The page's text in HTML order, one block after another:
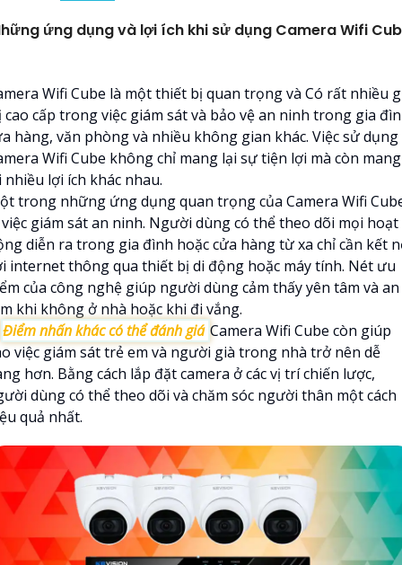
ứng dụng và lợi ích khi sử dụng Camera Wifi
Wifi Cube là một thiết bị quan trọng và Có rất nhiều
cấp trong việc giám sát và bảo vệ an ninh trong gia
hàng, văn phòng và nhiều không gian khác. Việc sử dụng
Wifi Cube không chỉ mang lại sự tiện lợi mà còn mang
nhiều lợi ích khác nhau.
trong những ứng dụng quan trọng của Camera Wifi
giám sát an ninh. Người dùng có thể theo dõi mọi hoạt
diễn ra trong gia đình hoặc cửa hàng từ xa chỉ cần kết
internet thông qua thiết bị di động hoặc máy tính. Nét ưu
của công nghệ giúp người dùng cảm thấy yên tâm và an
khi không ở nhà hoặc khi đi vắng.
Điểm nhấn khác có thể đánh giá Camera Wifi Cube còn giúp
việc giám sát trẻ em và người già trong nhà trở nên dễ
hơn. Bằng cách lắp đặt camera ở các vị trí chiến lược,
dùng có thể theo dõi và chăm sóc người thân một cách
quả nhất.